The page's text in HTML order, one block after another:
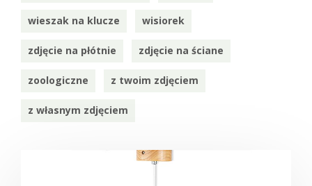
wieszak na klucze wisiorek
zdjęcie na płótnie zdjęcie na ściane
zoologiczne z twoim zdjęciem
z własnym zdjęciem